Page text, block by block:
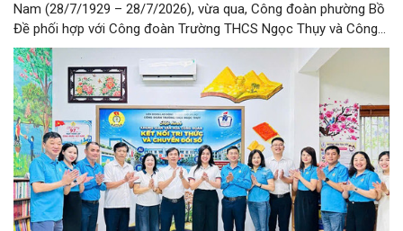
Nam (28/7/1929 – 28/7/2026), vừa qua, Công đoàn phường Bồ
Đề phối hợp với Công đoàn Trường THCS Ngọc Thụy và Công
đoàn Trường Tiểu học Ái Mộ B tổ chức Lễ ra mắt Mô hình
“Không gian văn hóa công đoàn”.